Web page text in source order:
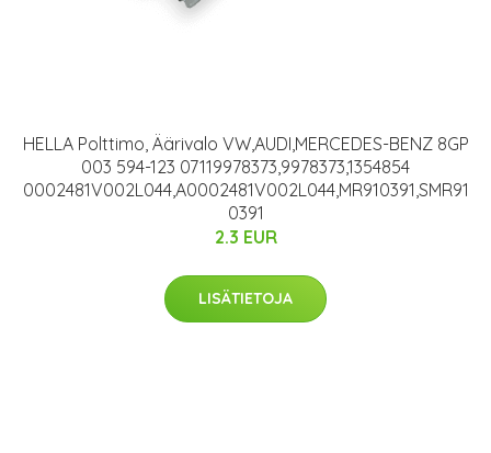
HELLA Polttimo, Äärivalo VW,AUDI,MERCEDES-BENZ 8GP
003 594-123 07119978373,9978373,1354854
0002481V002L044,A0002481V002L044,MR910391,SMR91
0391
2.3 EUR
LISÄTIETOJA